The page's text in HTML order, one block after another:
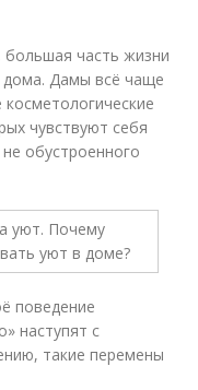
часть жизни
дома. Дамы всё чаще
чувствуют себя
обустроенного
поведение
наступят с
такие перемены